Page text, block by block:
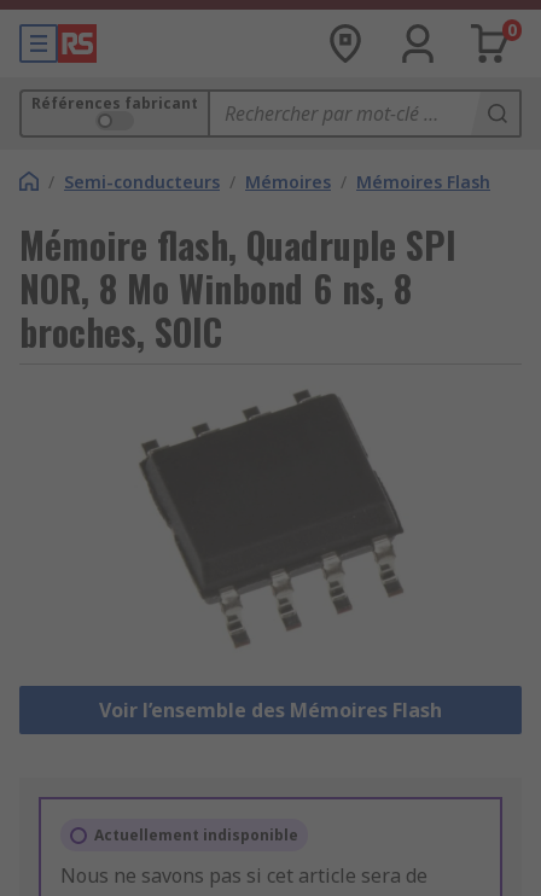
0
Références fabricant
/ Semi-conducteurs / Mémoires / Mémoires Flash
Mémoire flash, Quadruple SPI
NOR, 8 Mo Winbond 6 ns, 8
broches, SOIC
Voir l’ensemble des Mémoires Flash
Actuellement indisponible
Nous ne savons pas si cet article sera de